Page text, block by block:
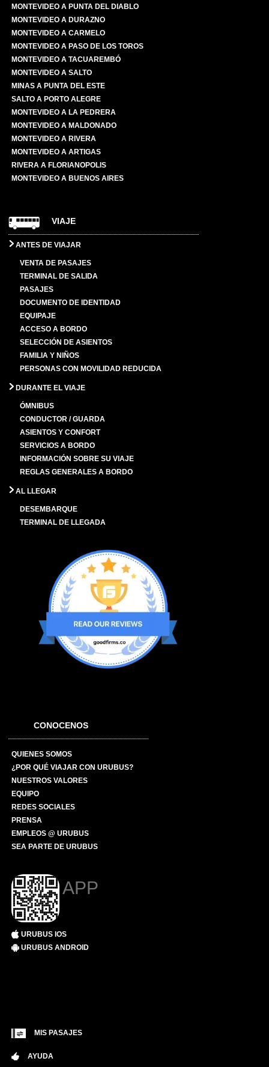
MONTEVIDEO A PUNTA DEL DIABLO
MONTEVIDEO A DURAZNO
MONTEVIDEO A CARMELO
MONTEVIDEO A PASO DE LOS TOROS
MONTEVIDEO A TACUAREMBÓ
MONTEVIDEO A SALTO
MINAS A PUNTA DEL ESTE
SALTO A PORTO ALEGRE
MONTEVIDEO A LA PEDRERA
MONTEVIDEO A MALDONADO
MONTEVIDEO A RIVERA
MONTEVIDEO A ARTIGAS
RIVERA A FLORIANOPOLIS
MONTEVIDEO A BUENOS AIRES
VIAJE
ANTES DE VIAJAR
VENTA DE PASAJES
TERMINAL DE SALIDA
PASAJES
DOCUMENTO DE IDENTIDAD
EQUIPAJE
ACCESO A BORDO
SELECCIÓN DE ASIENTOS
FAMILIA Y NIÑOS
PERSONAS CON MOVILIDAD REDUCIDA
DURANTE EL VIAJE
ÓMNIBUS
CONDUCTOR / GUARDA
ASIENTOS Y CONFORT
SERVICIOS A BORDO
INFORMACIÓN SOBRE SU VIAJE
REGLAS GENERALES A BORDO
AL LLEGAR
DESEMBARQUE
TERMINAL DE LLEGADA
CONOCENOS
QUIENES SOMOS
¿POR QUÉ VIAJAR CON URUBUS?
NUESTROS VALORES
EQUIPO
REDES SOCIALES
PRENSA
EMPLEOS @ URUBUS
SEA PARTE DE URUBUS
APP
URUBUS IOS
URUBUS ANDROID
MIS PASAJES
AYUDA